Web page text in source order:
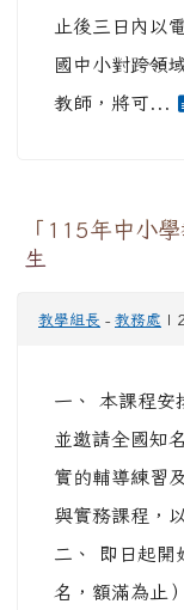
止後三日內以
國中小對跨領
教師，將可...
「115年中小
生
教學組長 - 教務處 |
一、 本課程安
並邀請全國知
實的輔導練習
與實務課程，
二、 即日起開
名，額滿為止